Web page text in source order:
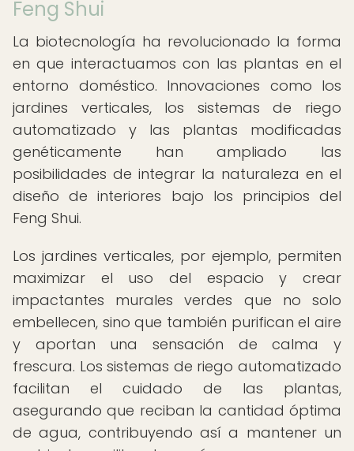
Feng Shui
La biotecnología ha revolucionado la forma
en que interactuamos con las plantas en el
entorno doméstico. Innovaciones como los
jardines verticales, los sistemas de riego
automatizado y las plantas modificadas
genéticamente han ampliado las
posibilidades de integrar la naturaleza en el
diseño de interiores bajo los principios del
Feng Shui.
Los jardines verticales, por ejemplo, permiten
maximizar el uso del espacio y crear
impactantes murales verdes que no solo
embellecen, sino que también purifican el aire
y aportan una sensación de calma y
frescura. Los sistemas de riego automatizado
facilitan el cuidado de las plantas,
asegurando que reciban la cantidad óptima
de agua, contribuyendo así a mantener un